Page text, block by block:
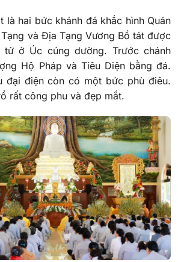
là hai bức khánh đá khắc hình Quán
và Địa Tạng Vương Bồ tát được
tử ở Úc cúng dường. Trước chánh
Hộ Pháp và Tiêu Diện bằng đá.
đại điện còn có một bức phù điêu.
rất công phu và đẹp mắt.